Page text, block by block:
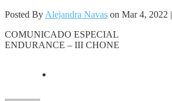
Posted By Alejandra Navas on Mar 4, 2022 |
COMUNICADO ESPECIAL
ENDURANCE – III CHONE